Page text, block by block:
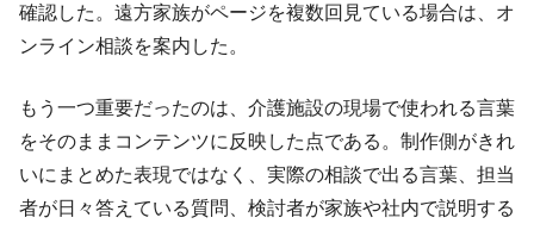
確認した。遠方家族がページを複数回見ている場合は、オ
ンライン相談を案内した。
もう一つ重要だったのは、介護施設の現場で使われる言葉
をそのままコンテンツに反映した点である。制作側がきれ
いにまとめた表現ではなく、実際の相談で出る言葉、担当
者が日々答えている質問、検討者が家族や社内で説明する